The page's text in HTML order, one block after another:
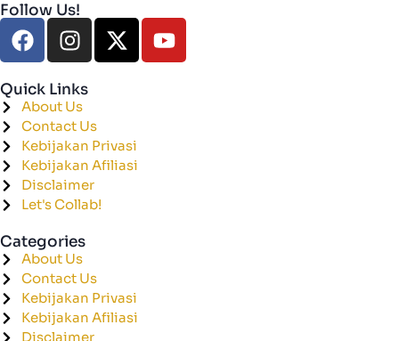
Follow Us!
Quick Links
About Us
Contact Us
Kebijakan Privasi
Kebijakan Afiliasi
Disclaimer
Let's Collab!
Categories
About Us
Contact Us
Kebijakan Privasi
Kebijakan Afiliasi
Disclaimer